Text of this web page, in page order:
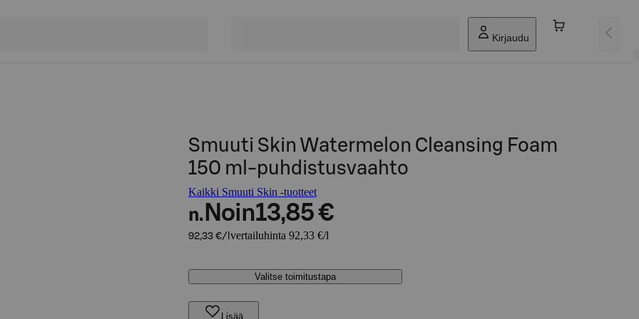
Kirjaudu
Smuuti Skin Watermelon Cleansing Foam
150 ml-puhdistusvaahto
Kaikki Smuuti Skin -tuotteet
n. Noin13,85 €
92,33 €/l vertailuhinta 92,33 €/l
Valitse toimitustapa
Lisää